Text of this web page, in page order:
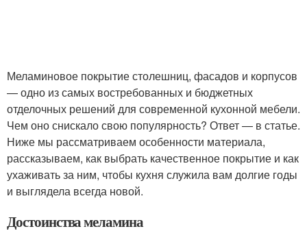
Меламиновое покрытие столешниц, фасадов и корпусов
— одно из самых востребованных и бюджетных
отделочных решений для современной кухонной мебели.
Чем оно снискало свою популярность? Ответ — в статье.
Ниже мы рассматриваем особенности материала,
рассказываем, как выбрать качественное покрытие и как
ухаживать за ним, чтобы кухня служила вам долгие годы
и выглядела всегда новой.
Достоинства меламина